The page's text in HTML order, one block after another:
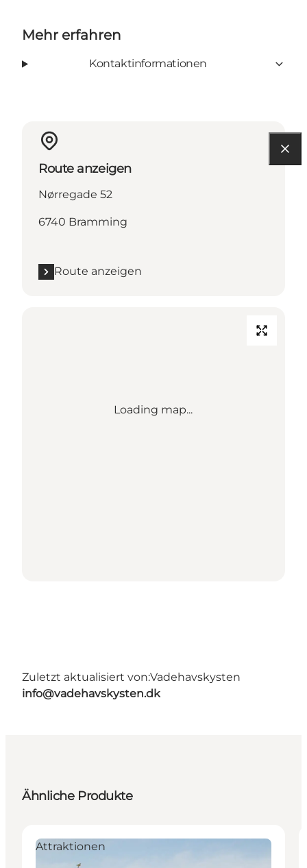
Mehr erfahren
Kontaktinformationen
Route anzeigen
Nørregade 52
6740 Bramming
Route anzeigen
Loading map...
Zuletzt aktualisiert von:Vadehavskysten
info@vadehavskysten.dk
Ähnliche Produkte
Attraktionen